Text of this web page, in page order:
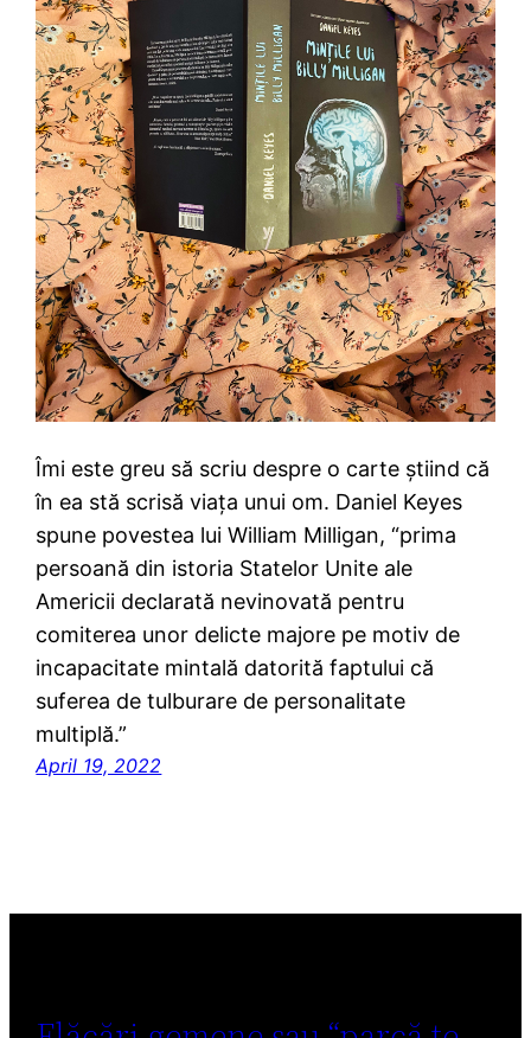
Îmi este greu să scriu despre o carte știind că
în ea stă scrisă viața unui om. Daniel Keyes
spune povestea lui William Milligan, “prima
persoană din istoria Statelor Unite ale
Americii declarată nevinovată pentru
comiterea unor delicte majore pe motiv de
incapacitate mintală datorită faptului că
suferea de tulburare de personalitate
multiplă.”
April 19, 2022